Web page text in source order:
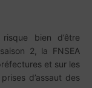
bien d’être
2, la FNSEA
et sur les
d’assaut des